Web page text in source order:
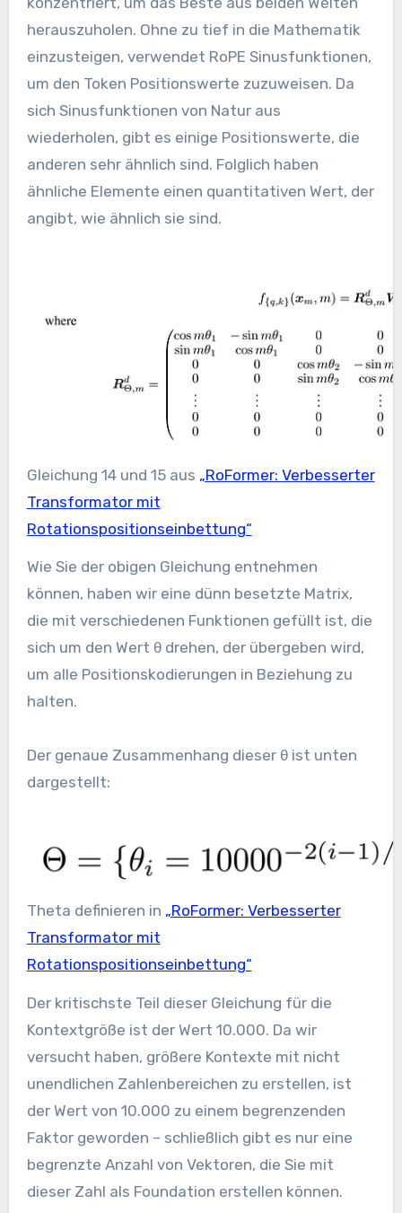
herauszuholen. Ohne zu tief in die Mathematik
einzusteigen, verwendet RoPE Sinusfunktionen,
um den Token Positionswerte zuzuweisen. Da
sich Sinusfunktionen von Natur aus
wiederholen, gibt es einige Positionswerte, die
anderen sehr ähnlich sind. Folglich haben
ähnliche Elemente einen quantitativen Wert, der
angibt, wie ähnlich sie sind.
Gleichung 14 und 15 aus „RoFormer: Verbesserter
Transformator mit
Rotationspositionseinbettung“
Wie Sie der obigen Gleichung entnehmen
können, haben wir eine dünn besetzte Matrix,
die mit verschiedenen Funktionen gefüllt ist, die
sich um den Wert θ drehen, der übergeben wird,
um alle Positionskodierungen in Beziehung zu
halten.
Der genaue Zusammenhang dieser θ ist unten
dargestellt:
Theta definieren in „RoFormer: Verbesserter
Transformator mit
Rotationspositionseinbettung“
Der kritischste Teil dieser Gleichung für die
Kontextgröße ist der Wert 10.000. Da wir
versucht haben, größere Kontexte mit nicht
unendlichen Zahlenbereichen zu erstellen, ist
der Wert von 10.000 zu einem begrenzenden
Faktor geworden – schließlich gibt es nur eine
begrenzte Anzahl von Vektoren, die Sie mit
dieser Zahl als Foundation erstellen können.